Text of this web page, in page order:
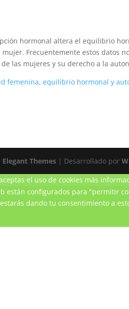
hormonal altera el equilibrio
mujer. Frecuentemente estos datos
las mujeres y su derecho a la
femenina, equilibrio hormonal y
Elegant Themes | Desarrollado por
el uso de cookies más
están configurados para "permitir
dando tu consentimiento a